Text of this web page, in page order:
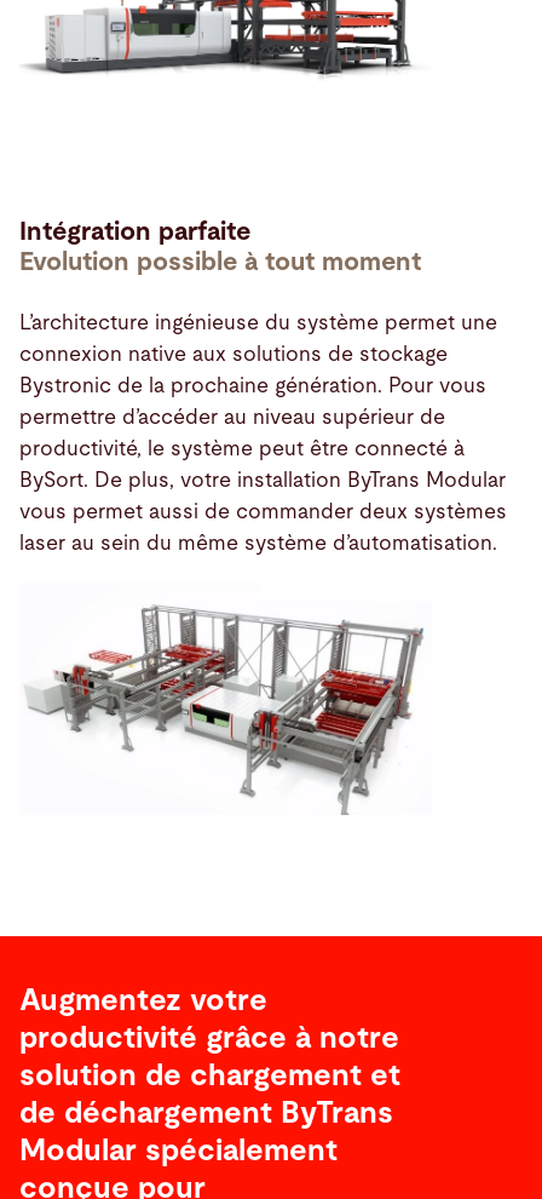
Intégration parfaite
Evolution possible à tout moment
L’architecture ingénieuse du système permet une
connexion native aux solutions de stockage
Bystronic de la prochaine génération. Pour vous
permettre d’accéder au niveau supérieur de
productivité, le système peut être connecté à
BySort. De plus, votre installation ByTrans Modular
vous permet aussi de commander deux systèmes
laser au sein du même système d’automatisation.
Augmentez votre
productivité grâce à notre
solution de chargement et
de déchargement ByTrans
Modular spécialement
conçue pour